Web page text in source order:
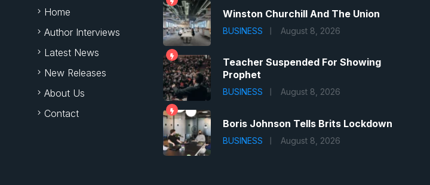
Home
Author Interviews
Latest News
New Releases
About Us
Contact
Winston Churchill And The Union
BUSINESS August 8, 2026
Teacher Suspended For Showing
Prophet
BUSINESS August 8, 2026
Boris Johnson Tells Brits Lockdown
BUSINESS August 8, 2026